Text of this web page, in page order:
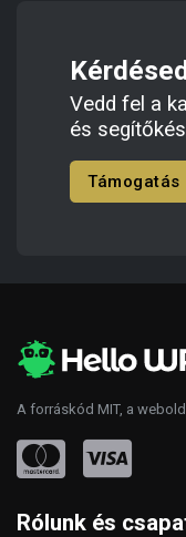
Vedd fel a
és
Támogatás
A forráskód MIT, a
Rólunk és